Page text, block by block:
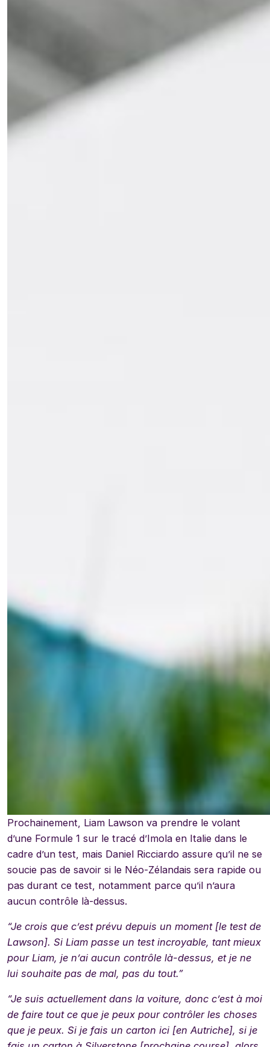
Prochainement, Liam Lawson va prendre le volant
d’une Formule 1 sur le tracé d’Imola en Italie dans le
cadre d’un test, mais Daniel Ricciardo assure qu’il ne se
soucie pas de savoir si le Néo-Zélandais sera rapide ou
pas durant ce test, notamment parce qu’il n’aura
aucun contrôle là-dessus.
“Je crois que c’est prévu depuis un moment [le test de
Lawson]. Si Liam passe un test incroyable, tant mieux
pour Liam, je n’ai aucun contrôle là-dessus, et je ne
lui souhaite pas de mal, pas du tout.”
“Je suis actuellement dans la voiture, donc c’est à moi
de faire tout ce que je peux pour contrôler les choses
que je peux. Si je fais un carton ici [en Autriche], si je